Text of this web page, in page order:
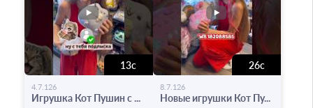
13с
4.7.126
Игрушка Кот Пушин с ...
26с
8.7.126
Новые игрушки Кот Пу...